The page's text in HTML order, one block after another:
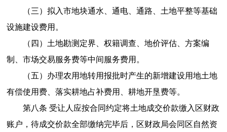
（三）拟入市地块通水、通电、通路、土地平整等基础
设施建设费用。
（四）土地勘测定界、权籍调查、地价评估、方案编
制、市场交易服务费等中间服务费用。
（五）办理农用地转用报批时产生的新增建设用地土地
有偿使用费、落实耕地占补费用、耕地开垦费等。
第八条 受让人应按合同约定将土地成交价款缴入区财政
账户，待成交价款全部缴纳完毕后，区财政局会同区自然资